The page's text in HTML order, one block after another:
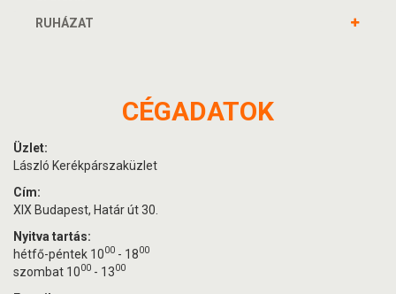
RUHÁZAT
CÉGADATOK
Üzlet:
László Kerékpárszaküzlet
Cím:
XIX Budapest, Határ út 30.
Nyitva tartás:
hétfő-péntek 1000 - 1800
szombat 1000 - 1300